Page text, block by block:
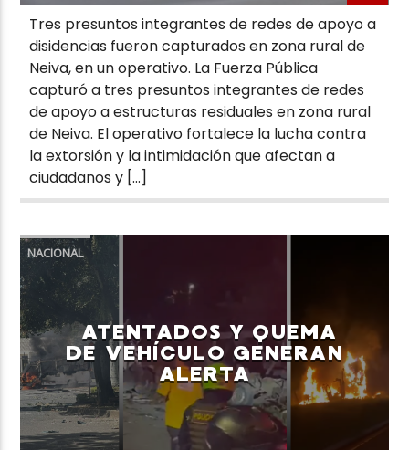
Tres presuntos integrantes de redes de apoyo a
disidencias fueron capturados en zona rural de
Neiva, en un operativo. La Fuerza Pública
capturó a tres presuntos integrantes de redes
de apoyo a estructuras residuales en zona rural
de Neiva. El operativo fortalece la lucha contra
la extorsión y la intimidación que afectan a
ciudadanos y […]
NACIONAL
ATENTADOS Y QUEMA
DE VEHÍCULO GENERAN
ALERTA